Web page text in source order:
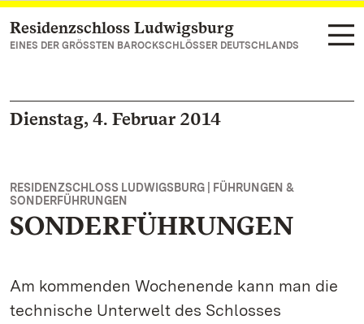
Zum Hauptinhalt springen
Residenzschloss Ludwigsburg
EINES DER GRÖSSTEN BAROCKSCHLÖSSER DEUTSCHLANDS
Dienstag, 4. Februar 2014
RESIDENZSCHLOSS LUDWIGSBURG | FÜHRUNGEN &
SONDERFÜHRUNGEN
SONDERFÜHRUNGEN
Am kommenden Wochenende kann man die
technische Unterwelt des Schlosses